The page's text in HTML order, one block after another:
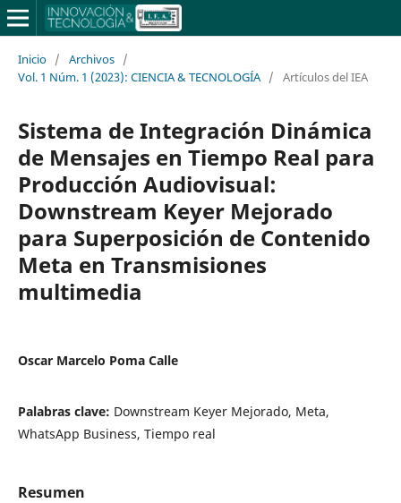
Inicio / Archivos /
Vol. 1 Núm. 1 (2023): CIENCIA & TECNOLOGÍA / Artículos del IEA
Sistema de Integración Dinámica
de Mensajes en Tiempo Real para
Producción Audiovisual:
Downstream Keyer Mejorado
para Superposición de Contenido
Meta en Transmisiones
multimedia
Oscar Marcelo Poma Calle
Palabras clave: Downstream Keyer Mejorado, Meta,
WhatsApp Business, Tiempo real
Resumen